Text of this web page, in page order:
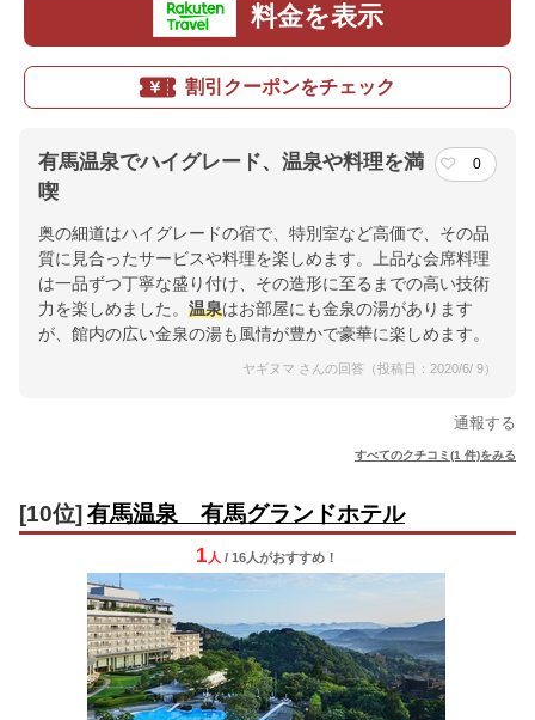
料金を表示
割引クーポンをチェック
有馬温泉でハイグレード、温泉や料理を満
喫
0
奥の細道はハイグレードの宿で、特別室など高価で、その品
質に見合ったサービスや料理を楽しめます。上品な会席料理
は一品ずつ丁寧な盛り付け、その造形に至るまでの高い技術
力を楽しめました。 温泉はお部屋にも金泉の湯があります
が、館内の広い金泉の湯も風情が豊かで豪華に楽しめます。
ヤギヌマ さんの回答（投稿日：2020/6/ 9）
通報する
すべてのクチコミ(1 件)をみる
[10位] 有馬温泉 有馬グランドホテル
1 人 / 16人がおすすめ！